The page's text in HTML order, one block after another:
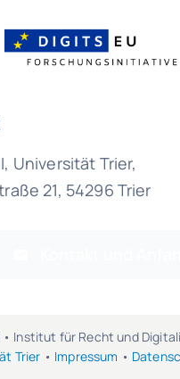
Universität Trier,
21, 54296 Trier
Institut für Recht und
Trier • Impressum •